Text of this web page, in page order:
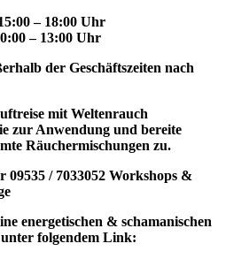
:00 – 18:00 Uhr
– 13:00 Uhr
der Geschäftszeiten nach
mit Weltenrauch
zur Anwendung und bereite
Räuchermischungen zu.
09535 / 7033052 Workshops &
energetischen & schamanischen
folgendem Link: